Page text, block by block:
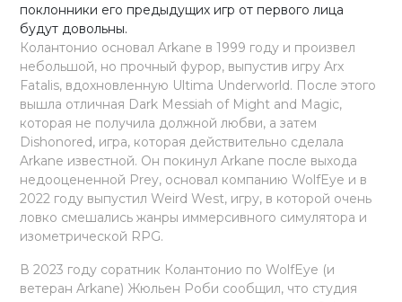
поклонники его предыдущих игр от первого лица
будут довольны.
Колантонио основал Arkane в 1999 году и произвел
небольшой, но прочный фурор, выпустив игру Arx
Fatalis, вдохновленную Ultima Underworld. После этого
вышла отличная Dark Messiah of Might and Magic,
которая не получила должной любви, а затем
Dishonored, игра, которая действительно сделала
Arkane известной. Он покинул Arkane после выхода
недооцененной Prey, основал компанию WolfEye и в
2022 году выпустил Weird West, игру, в которой очень
ловко смешались жанры иммерсивного симулятора и
изометрической RPG.
В 2023 году соратник Колантонио по WolfEye (и
ветеран Arkane) Жюльен Роби сообщил, что студия